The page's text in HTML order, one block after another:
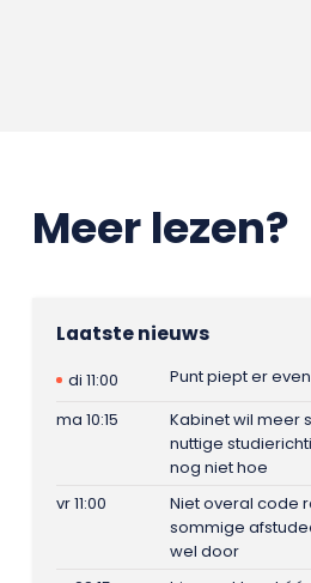
Meer lezen?
Laatste nieuws
di 11:00
Punt piept er
ma 10:15
Kabinet wil meer
nuttige
nog niet hoe
vr 11:00
Niet overal code
sommige
wel door